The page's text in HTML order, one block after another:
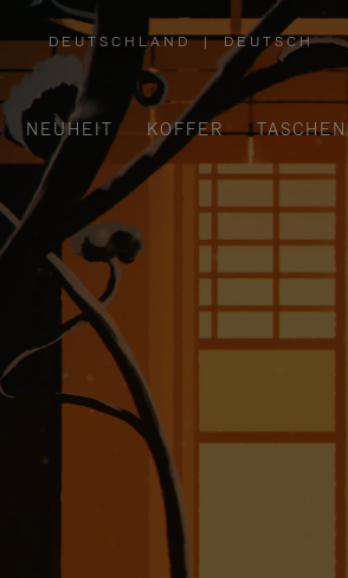
DEUTSCHLAND
,
WÄHLEN
SIE
IHRE
REGION
AUS
| DEUTSCH
NEUHEIT KOFFER TASCHEN